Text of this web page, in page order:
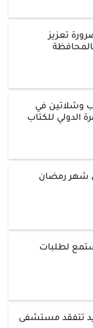
تعزيز
وشلاتين في
شهر رمضان
لطلبات
تتفقد مستشفى